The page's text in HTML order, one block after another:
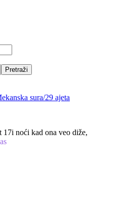
Pretraži
sura/29 ajeta
17i noći kad ona veo diže,